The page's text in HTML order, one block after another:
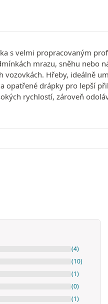
s velmi propracovaným
mrazu, sněhu nebo
Hřeby, ideálně
drápky pro lepší
rychlostí, zároveň
(4)
(10)
(1)
(0)
(1)